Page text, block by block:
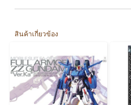
สินค้าเกี่ยวข้อง